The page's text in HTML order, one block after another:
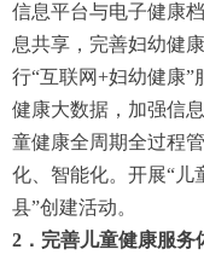
信息平台与电子健康
息共享，完善妇幼健
行“互联网+妇幼健康”
健康大数据，加强信
童健康全周期全过程
化、智能化。开展“儿
县”创建活动。
2．完善儿童健康服务